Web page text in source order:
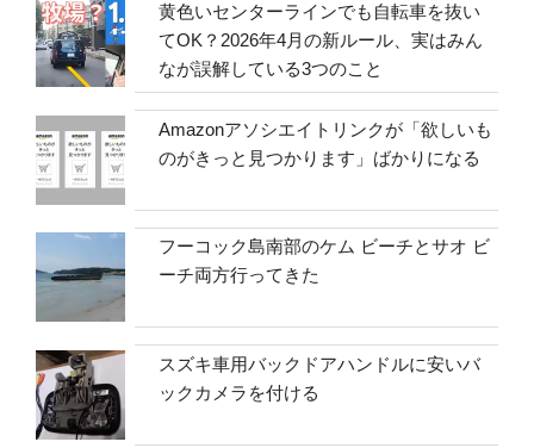
黄色いセンターラインでも自転車を抜い
てOK？2026年4月の新ルール、実はみん
なが誤解している3つのこと
Amazonアソシエイトリンクが「欲しいも
のがきっと見つかります」ばかりになる
フーコック島南部のケム ビーチとサオ ビ
ーチ両方行ってきた
スズキ車用バックドアハンドルに安いバ
ックカメラを付ける